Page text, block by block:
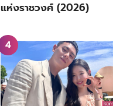
แห่งราชวงศ์ (2026)